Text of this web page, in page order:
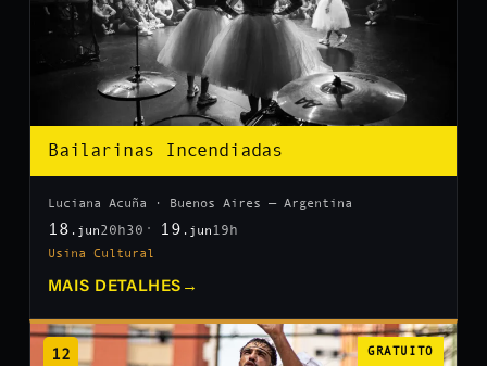
Bailarinas Incendiadas
Luciana Acuña · Buenos Aires — Argentina
18 .jun20h30 19 .jun 19h
Usina Cultural
MAIS DETALHES →
12 GRATUITO